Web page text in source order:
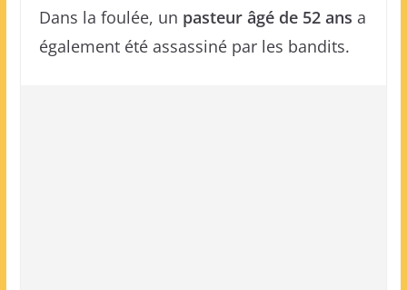
Dans la foulée, un pasteur âgé de 52 ans a
également été assassiné par les bandits.